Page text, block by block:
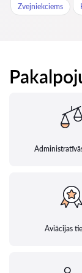
Zvejniekciems
Aviācijas